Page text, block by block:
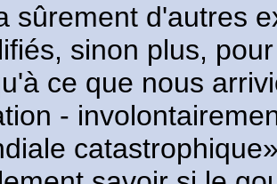
sûrement d'autres
sinon plus,
ce que nous
-